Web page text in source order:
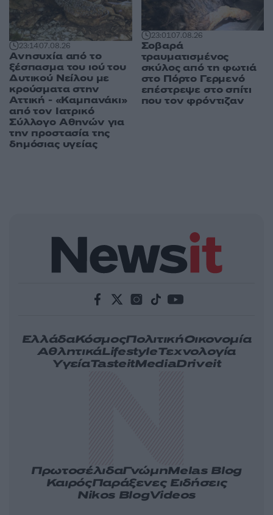
23:1407.08.26
Ανησυχία από το
ξέσπασμα του ιού του
Δυτικού Νείλου με
κρούσματα στην
Αττική - «Καμπανάκι»
από τον Ιατρικό
Σύλλογο Αθηνών για
την προστασία της
δημόσιας υγείας
23:0107.08.26
Σοβαρά
τραυματισμένος
σκύλος από τη φωτιά
στο Πόρτο Γερμενό
επέστρεψε στο σπίτι
που τον φρόντιζαν
ΕλλάδαΚόσμοςΠολιτικήΟικονομία
ΑθλητικάLifestyleΤεχνολογία
ΥγείαTasteitMediaDriveit
ΠρωτοσέλιδαΓνώμηMelas Blog
ΚαιρόςΠαράξενες Ειδήσεις
Nikos BlogVideos